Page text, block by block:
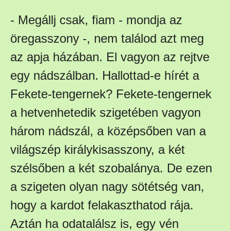
- Megállj csak, fiam - mondja az
öregasszony -, nem találod azt meg
az apja házában. El vagyon az rejtve
egy nádszálban. Hallottad-e hírét a
Fekete-tengernek? Fekete-tengernek
a hetvenhetedik szigetében vagyon
három nádszál, a középsőben van a
világszép királykisasszony, a két
szélsőben a két szobalánya. De ezen
a szigeten olyan nagy sötétség van,
hogy a kardot felakaszthatod rája.
Aztán ha odatalálsz is, egy vén